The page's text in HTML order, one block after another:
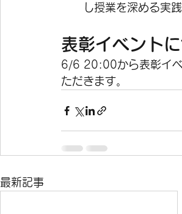
し授業を深める実
表彰イベント
6/6 20:00から表彰イベ
ただきます。
最新記事